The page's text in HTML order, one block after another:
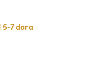
5-7 dana